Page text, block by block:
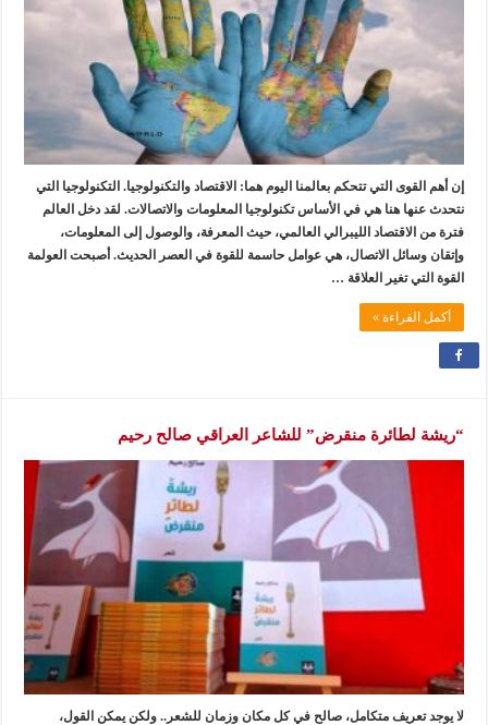
إن أهم القوى التي تتحكم بعالمنا اليوم هما: الاقتصاد والتكنولوجيا. التكنولوجيا التي
نتحدث عنها هنا هي في الأساس تكنولوجيا المعلومات والاتصالات. لقد دخل العالم
فترة من الاقتصاد الليبرالي العالمي، حيث المعرفة، والوصول إلى المعلومات،
وإتقان وسائل الاتصال، هي عوامل حاسمة للقوة في العصر الحديث. أصبحت العولمة
القوة التي تغير العلاقة …
أكمل القراءة »
“ريشة لطائرة منقرض” للشاعر العراقي صالح رحيم
لا يوجد تعريف متكامل، صالح في كل مكان وزمان للشعر.. ولكن يمكن القول،